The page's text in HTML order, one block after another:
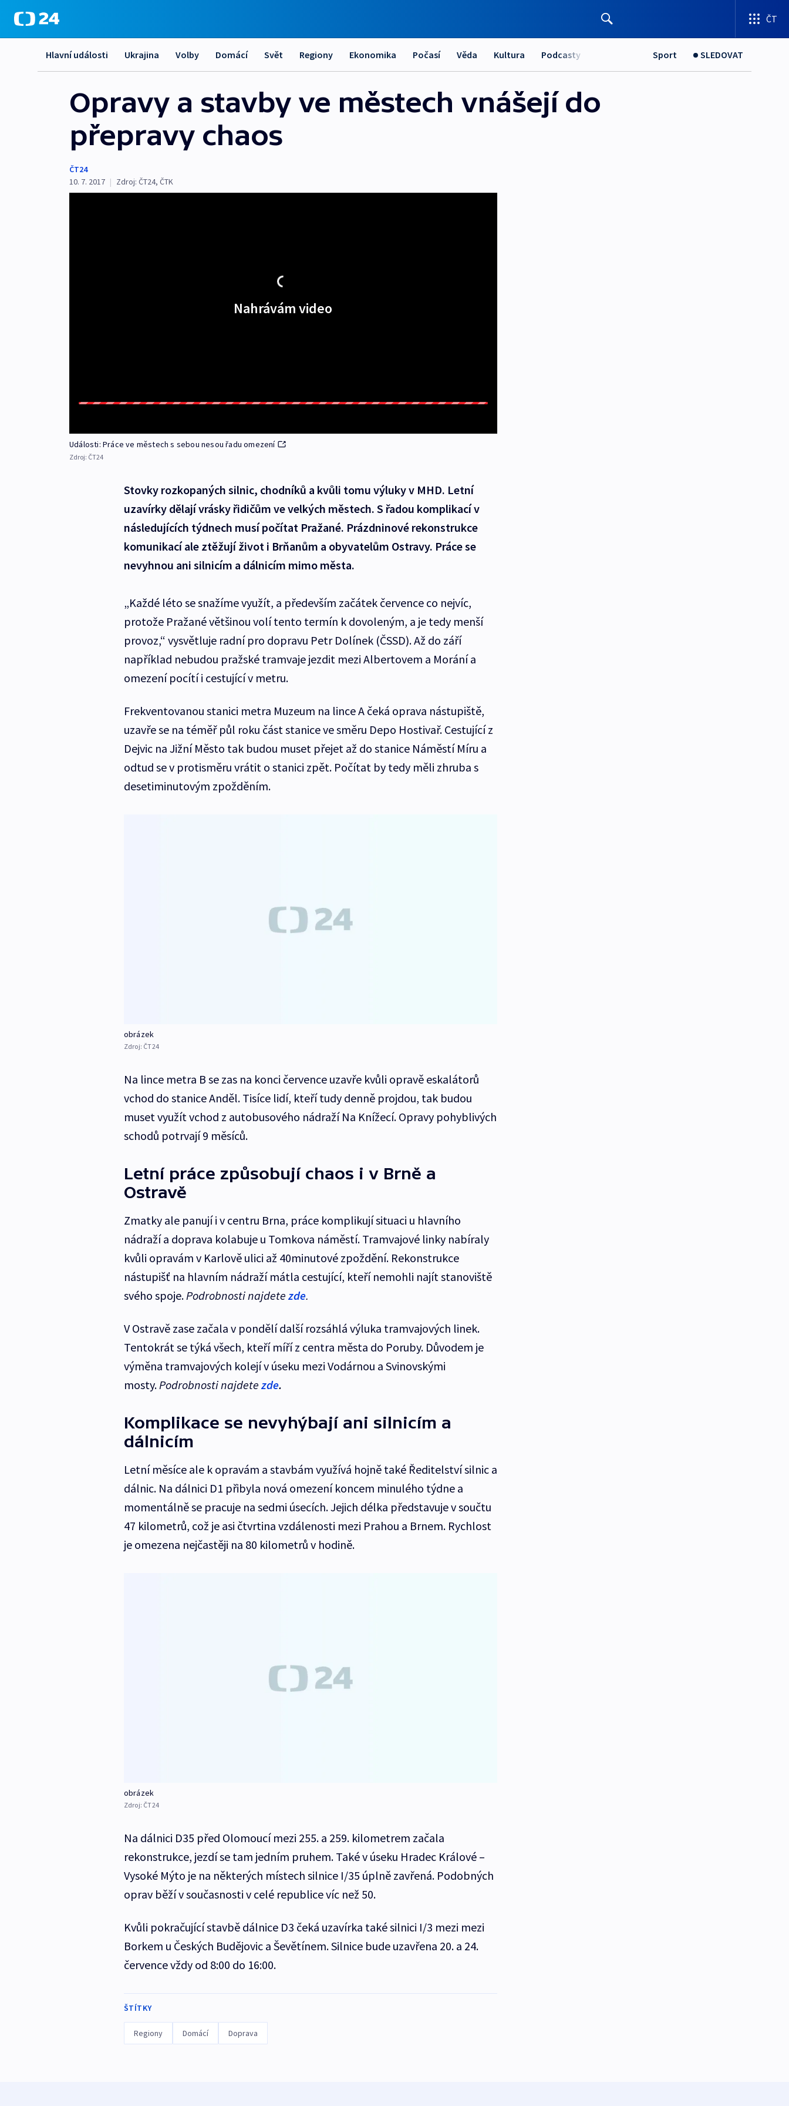
ČT
Hlavní události Ukrajina Volby Domácí Svět Regiony Ekonomika Počasí Věda Kultura Podcasty Sport SLEDOVAT
Opravy a stavby ve městech vnášejí do
přepravy chaos
ČT24
10. 7. 2017 | Zdroj: ČT24, ČTK
Nahrávám video
Události: Práce ve městech s sebou nesou řadu omezení
Zdroj: ČT24
Stovky rozkopaných silnic, chodníků a kvůli tomu výluky v MHD. Letní
uzavírky dělají vrásky řidičům ve velkých městech. S řadou komplikací v
následujících týdnech musí počítat Pražané. Prázdninové rekonstrukce
komunikací ale ztěžují život i Brňanům a obyvatelům Ostravy. Práce se
nevyhnou ani silnicím a dálnicím mimo města.
„Každé léto se snažíme využít, a především začátek července co nejvíc,
protože Pražané většinou volí tento termín k dovoleným, a je tedy menší
provoz,“ vysvětluje radní pro dopravu Petr Dolínek (ČSSD). Až do září
například nebudou pražské tramvaje jezdit mezi Albertovem a Morání a
omezení pocítí i cestující v metru.
Frekventovanou stanici metra Muzeum na lince A čeká oprava nástupiště,
uzavře se na téměř půl roku část stanice ve směru Depo Hostivař. Cestující z
Dejvic na Jižní Město tak budou muset přejet až do stanice Náměstí Míru a
odtud se v protisměru vrátit o stanici zpět. Počítat by tedy měli zhruba s
desetiminutovým zpožděním.
obrázek
Zdroj: ČT24
Na lince metra B se zas na konci července uzavře kvůli opravě eskalátorů
vchod do stanice Anděl. Tisíce lidí, kteří tudy denně projdou, tak budou
muset využít vchod z autobusového nádraží Na Knížecí. Opravy pohyblivých
schodů potrvají 9 měsíců.
Letní práce způsobují chaos i v Brně a
Ostravě
Zmatky ale panují i v centru Brna, práce komplikují situaci u hlavního
nádraží a doprava kolabuje u Tomkova náměstí. Tramvajové linky nabíraly
kvůli opravám v Karlově ulici až 40minutové zpoždění. Rekonstrukce
nástupišť na hlavním nádraží mátla cestující, kteří nemohli najít stanoviště
svého spoje.Podrobnosti najdetezde.
V Ostravě zase začala v pondělí další rozsáhlá výluka tramvajových linek.
Tentokrát se týká všech, kteří míří z centra města do Poruby. Důvodem je
výměna tramvajových kolejí v úseku mezi Vodárnou a Svinovskými
mosty.Podrobnosti najdetezde.
Komplikace se nevyhýbají ani silnicím a
dálnicím
Letní měsíce ale k opravám a stavbám využívá hojně také Ředitelství silnic a
dálnic. Na dálnici D1 přibyla nová omezení koncem minulého týdne a
momentálně se pracuje na sedmi úsecích. Jejich délka představuje v součtu
47 kilometrů, což je asi čtvrtina vzdálenosti mezi Prahou a Brnem. Rychlost
je omezena nejčastěji na 80 kilometrů v hodině.
obrázek
Zdroj: ČT24
Na dálnici D35 před Olomoucí mezi 255. a 259. kilometrem začala
rekonstrukce, jezdí se tam jedním pruhem. Také v úseku Hradec Králové –
Vysoké Mýto je na některých místech silnice I/35 úplně zavřená. Podobných
oprav běží v současnosti v celé republice víc než 50.
Kvůli pokračující stavbě dálnice D3 čeká uzavírka také silnici I/3 mezi mezi
Borkem u Českých Budějovic a Ševětínem. Silnice bude uzavřena 20. a 24.
července vždy od 8:00 do 16:00.
ŠTÍTKY
Regiony Domácí Doprava